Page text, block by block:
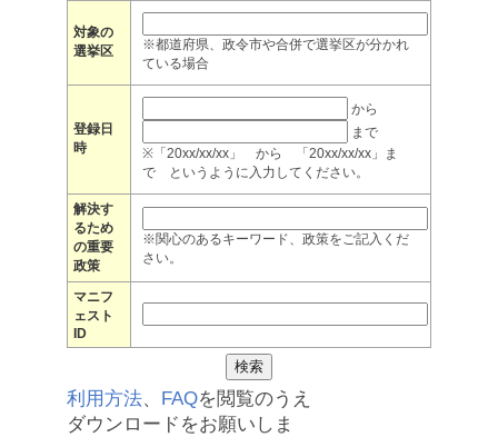
対象の
選挙区
※都道府県、政令市や合併で選挙区が分かれ
ている場合
登録日
時
から
まで
※「20xx/xx/xx」 から 「20xx/xx/xx」ま
で というように入力してください。
解決す
るため
の重要
政策
※関心のあるキーワード、政策をご記入くだ
さい。
マニフ
ェスト
ID
利用方法、 FAQを閲覧のうえ
ダウンロードをお願いしま